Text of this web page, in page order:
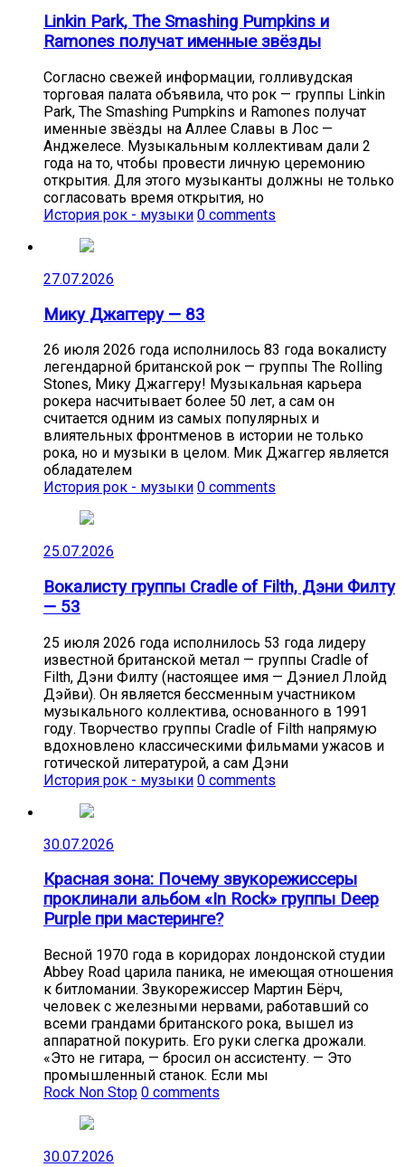
Linkin Park, The Smashing Pumpkins и
Ramones получат именные звёзды
Согласно свежей информации, голливудская
торговая палата объявила, что рок — группы Linkin
Park, The Smashing Pumpkins и Ramones получат
именные звёзды на Аллее Славы в Лос —
Анджелесе. Музыкальным коллективам дали 2
года на то, чтобы провести личную церемонию
открытия. Для этого музыканты должны не только
согласовать время открытия, но
История рок - музыки 0 comments
27.07.2026
Мику Джаггеру — 83
26 июля 2026 года исполнилось 83 года вокалисту
легендарной британской рок — группы The Rolling
Stones, Мику Джаггеру! Музыкальная карьера
рокера насчитывает более 50 лет, а сам он
считается одним из самых популярных и
влиятельных фронтменов в истории не только
рока, но и музыки в целом. Мик Джаггер является
обладателем
История рок - музыки 0 comments
25.07.2026
Вокалисту группы Cradle of Filth, Дэни Филту
— 53
25 июля 2026 года исполнилось 53 года лидеру
известной британской метал — группы Cradle of
Filth, Дэни Филту (настоящее имя — Дэниел Ллойд
Дэйви). Он является бессменным участником
музыкального коллектива, основанного в 1991
году. Творчество группы Cradle of Filth напрямую
вдохновлено классическими фильмами ужасов и
готической литературой, а сам Дэни
История рок - музыки 0 comments
30.07.2026
Красная зона: Почему звукорежиссеры
проклинали альбом «In Rock» группы Deep
Purple при мастеринге?
Весной 1970 года в коридорах лондонской студии
Abbey Road царила паника, не имеющая отношения
к битломании. Звукорежиссер Мартин Бёрч,
человек с железными нервами, работавший со
всеми грандами британского рока, вышел из
аппаратной покурить. Его руки слегка дрожали.
«Это не гитара, — бросил он ассистенту. — Это
промышленный станок. Если мы
Rock Non Stop 0 comments
30.07.2026